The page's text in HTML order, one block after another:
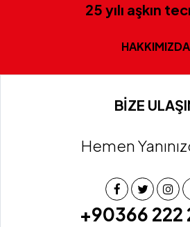
25 yılı aşkın
HAKKIMIZDA
BİZE
Hemen
+90366 222